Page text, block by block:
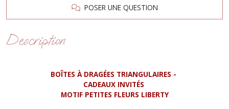
POSER UNE QUESTION
Description
BOÎTES À DRAGÉES TRIANGULAIRES -
CADEAUX INVITÉS
MOTIF PETITES FLEURS LIBERTY